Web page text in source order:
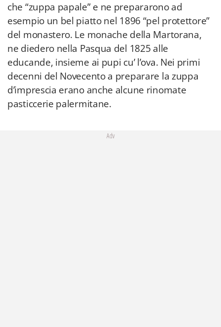
che “zuppa papale” e ne prepararono ad
esempio un bel piatto nel 1896 “pel protettore”
del monastero. Le monache della Martorana,
ne diedero nella Pasqua del 1825 alle
educande, insieme ai pupi cu’ l’ova. Nei primi
decenni del Novecento a preparare la zuppa
d’imprescia erano anche alcune rinomate
pasticcerie palermitane.
Adv